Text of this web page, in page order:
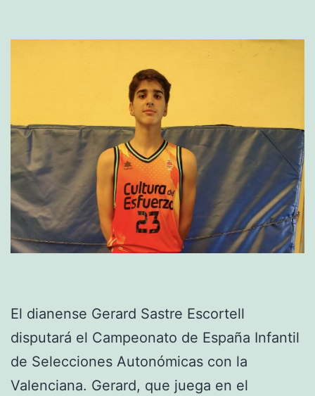
El dianense Gerard Sastre Escortell
disputará el Campeonato de España Infantil
de Selecciones Autonómicas con la
Valenciana. Gerard, que juega en el